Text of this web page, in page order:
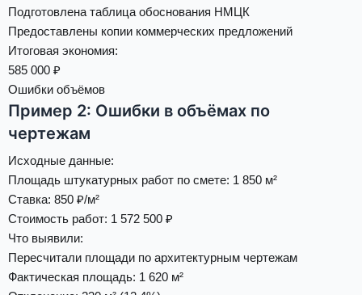
Подготовлена таблица обоснования НМЦК
Предоставлены копии коммерческих предложений
Итоговая экономия:
585 000 ₽
Ошибки объёмов
Пример 2: Ошибки в объёмах по
чертежам
Исходные данные:
Площадь штукатурных работ по смете: 1 850 м²
Ставка: 850 ₽/м²
Стоимость работ: 1 572 500 ₽
Что выявили:
Пересчитали площади по архитектурным чертежам
Фактическая площадь: 1 620 м²